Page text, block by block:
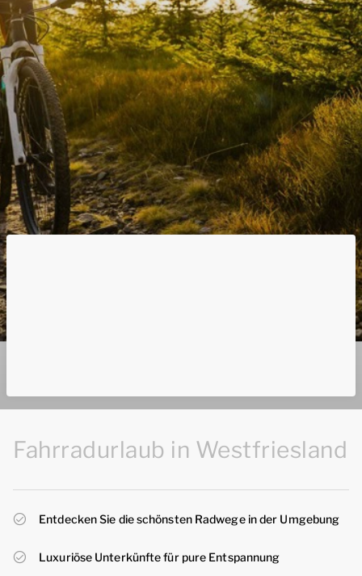
Fahrradurlaub in Westfriesland
Entdecken Sie die schönsten Radwege in der Umgebung
Luxuriöse Unterkünfte für pure Entspannung